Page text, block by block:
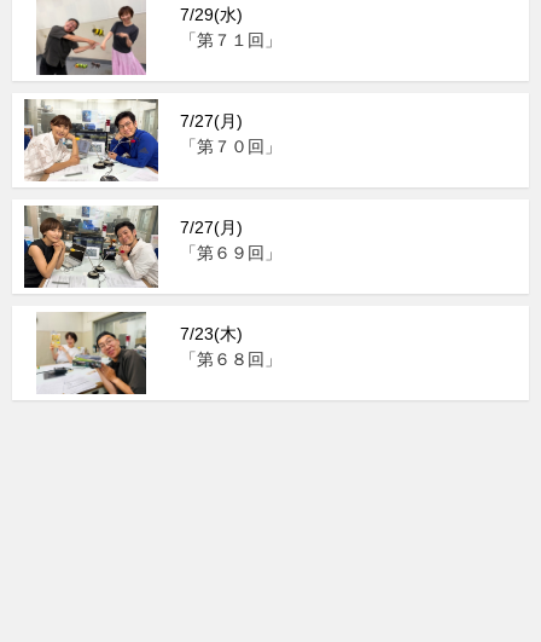
7/29(水)
「第７１回」
7/27(月)
「第７０回」
7/27(月)
「第６９回」
7/23(木)
「第６８回」